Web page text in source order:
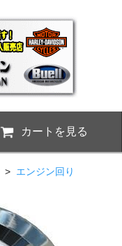
カートを見る
> エンジン回り